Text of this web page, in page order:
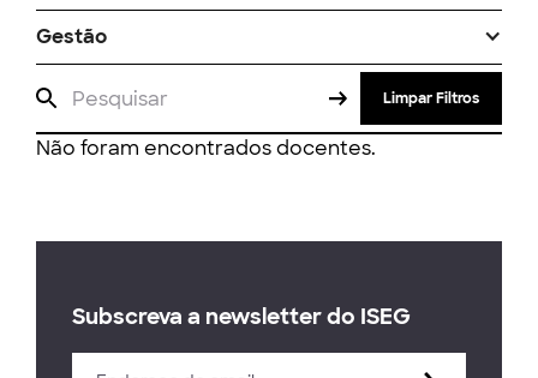
Gestão
Limpar Filtros
Não foram encontrados docentes.
Subscreva a newsletter do ISEG